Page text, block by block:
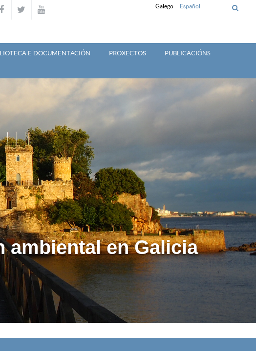
Galego Español
E DOCUMENTACIÓN PROXECTOS
PUBLICACIÓNS
ambiental en Galicia